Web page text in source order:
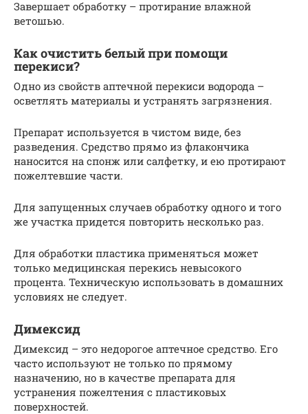
Завершает обработку – протирание влажной
ветошью.
Как очистить белый при помощи
перекиси?
Одно из свойств аптечной перекиси водорода –
осветлять материалы и устранять загрязнения.
Препарат используется в чистом виде, без
разведения. Средство прямо из флакончика
наносится на спонж или салфетку, и ею протирают
пожелтевшие части.
Для запущенных случаев обработку одного и того
же участка придется повторить несколько раз.
Для обработки пластика применяться может
только медицинская перекись невысокого
процента. Техническую использовать в домашних
условиях не следует.
Димексид
Димексид – это недорогое аптечное средство. Его
часто используют не только по прямому
назначению, но в качестве препарата для
устранения пожелтения с пластиковых
поверхностей.